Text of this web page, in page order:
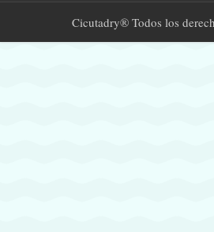
Cicutadry® Todos los